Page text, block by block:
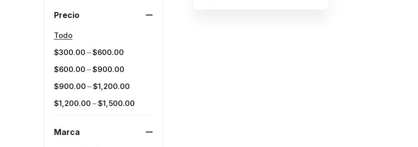
Precio
Todo
$300.00 –$600.00
$600.00 –$900.00
$900.00 –$1,200.00
$1,200.00 –$1,500.00
Marca